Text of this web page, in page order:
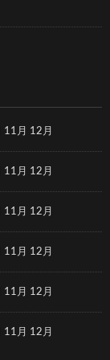
11月 12月
11月 12月
11月 12月
11月 12月
11月 12月
11月 12月